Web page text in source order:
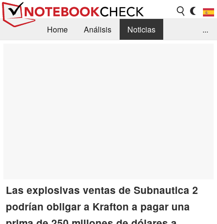
Home Análisis
Noticias
...
Las explosivas ventas de Subnautica 2
podrían obligar a Krafton a pagar una